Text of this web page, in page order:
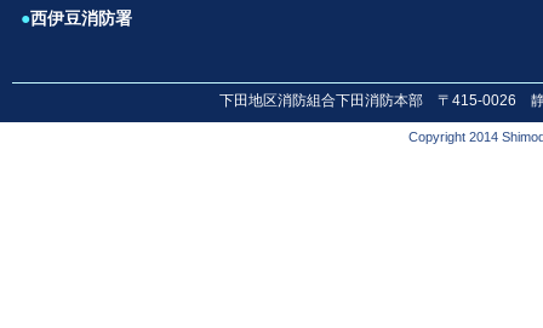
●西伊豆消防署
下田地区消防組合下田消防本部 〒415-0026
Copyright 2014